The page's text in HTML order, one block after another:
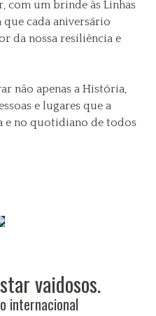
com um brinde às Linhas
cada aniversário
da nossa resiliência e
não apenas a História,
e lugares que a
e no quotidiano de todos
vaidosos.
internacional